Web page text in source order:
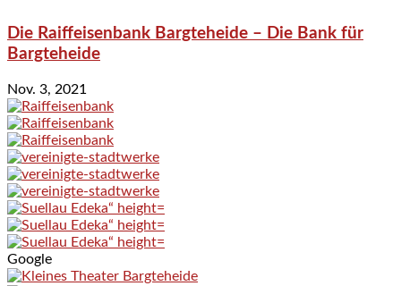
Die Raiffeisenbank Bargteheide – Die Bank für
Bargteheide
Nov. 3, 2021
Google